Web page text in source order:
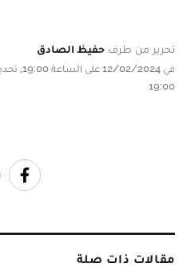
تحرير من طرف حفيظ الصادق
19:00
مقالات ذات صلة